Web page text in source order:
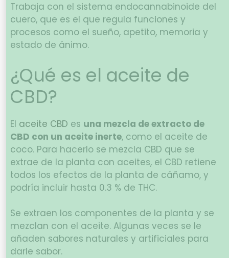
Trabaja con el sistema endocannabinoide del
cuero, que es el que regula funciones y
procesos como el sueño, apetito, memoria y
estado de ánimo.
¿Qué es el aceite de
CBD?
El aceite CBD es una mezcla de extracto de
CBD con un aceite inerte, como el aceite de
coco. Para hacerlo se mezcla CBD que se
extrae de la planta con aceites, el CBD retiene
todos los efectos de la planta de cáñamo, y
podría incluir hasta 0.3 % de THC.
Se extraen los componentes de la planta y se
mezclan con el aceite. Algunas veces se le
añaden sabores naturales y artificiales para
darle sabor.